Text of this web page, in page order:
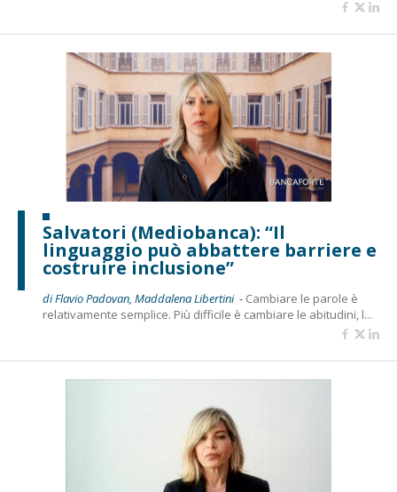
Salvatori (Mediobanca): “Il
linguaggio può abbattere barriere e
costruire inclusione”
di Flavio Padovan, Maddalena Libertini - Cambiare le parole è
relativamente semplice. Più difficile è cambiare le abitudini, l...